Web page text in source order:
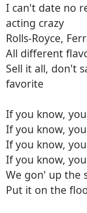
I can't date no
acting crazy
Rolls-Royce,
All different
Sell it all, don't
favorite
If you know,
If you know,
If you know,
If you know,
We gon' up the
Put it on the